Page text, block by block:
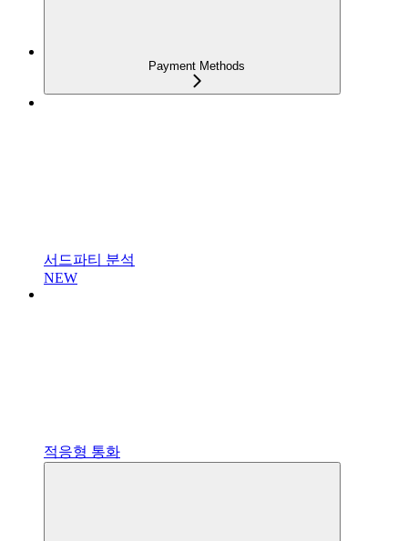
Payment Methods
서드파티 분석
NEW
적응형 통화